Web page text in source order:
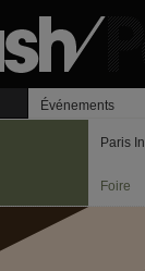
Événements
Paris
Foire